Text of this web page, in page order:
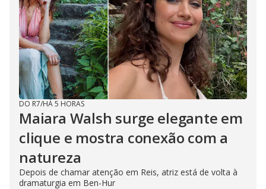
DO R7/HÁ 5 HORAS
Maiara Walsh surge elegante em
clique e mostra conexão com a
natureza
Depois de chamar atenção em Reis, atriz está de volta à
dramaturgia em Ben-Hur